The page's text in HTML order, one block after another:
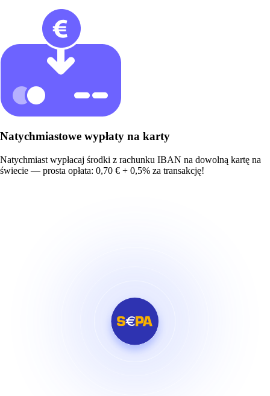
Natychmiastowe wypłaty na karty
Natychmiast wypłacaj środki z rachunku IBAN na dowolną kartę na
świecie — prosta opłata: 0,70 € + 0,5% za transakcję!